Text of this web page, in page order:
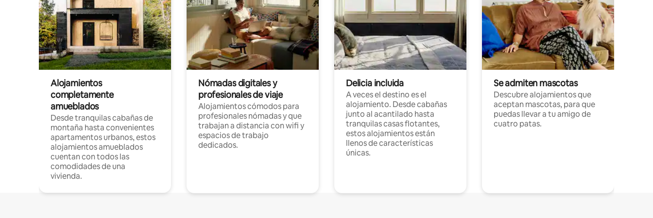
Alojamientos
completamente
amueblados
Desde tranquilas cabañas de
montaña hasta convenientes
apartamentos urbanos, estos
alojamientos amueblados
cuentan con todos las
comodidades de una
vivienda.
Nómadas digitales y
profesionales de viaje
Alojamientos cómodos para
profesionales nómadas y que
trabajan a distancia con wifi y
espacios de trabajo
dedicados.
Delicia incluida
A veces el destino es el
alojamiento. Desde cabañas
junto al acantilado hasta
tranquilas casas flotantes,
estos alojamientos están
llenos de características
únicas.
Se admiten mascotas
Descubre alojamientos que
aceptan mascotas, para que
puedas llevar a tu amigo de
cuatro patas.